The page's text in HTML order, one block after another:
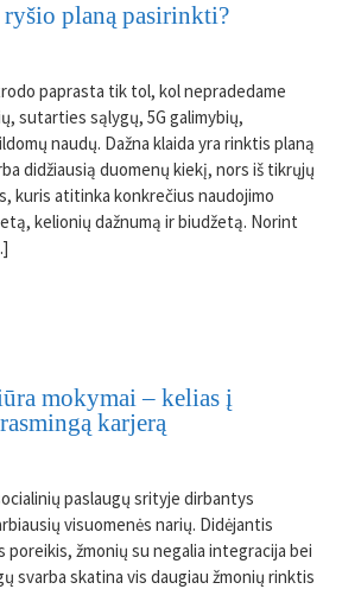
planą pasirinkti?
paprasta tik tol, kol nepradedame
sutarties sąlygų, 5G galimybių,
naudų. Dažna klaida yra rinktis planą
didžiausią duomenų kiekį, nors iš tikrųjų
kuris atitinka konkrečius naudojimo
kelionių dažnumą ir biudžetą. Norint
mokymai – kelias į
karjerą
paslaugų srityje dirbantys
visuomenės narių. Didėjantis
poreikis, žmonių su negalia integracija bei
svarba skatina vis daugiau žmonių rinktis